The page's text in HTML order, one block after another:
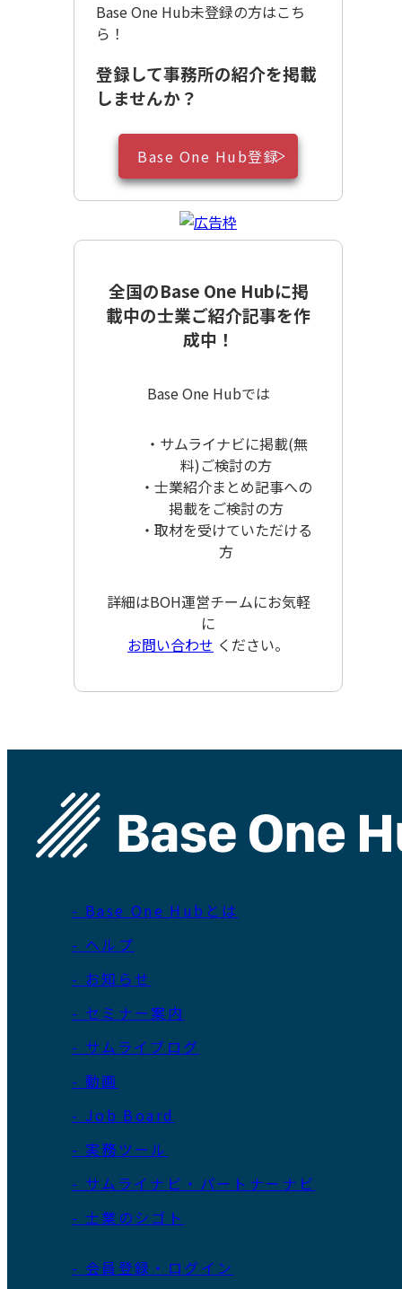
Base One Hub未登録の方はこち
ら！
登録して事務所の紹介を掲載
しませんか？
Base One Hub登録
全国のBase One Hubに掲
載中の士業ご紹介記事を作
成中！
Base One Hubでは
・サムライナビに掲載(無
料)ご検討の方
・士業紹介まとめ記事への
掲載をご検討の方
・取材を受けていただける
方
詳細はBOH運営チームにお気軽
に
お問い合わせ ください。
- Base One Hubとは
- ヘルプ
- お知らせ
- セミナー案内
- サムライブログ
- 動画
- Job Board
- 実務ツール
- サムライナビ・パートナーナビ
- 士業のシゴト
- 会員登録・ログイン